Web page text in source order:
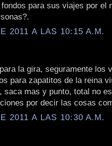
para sus viajes por el
2011 A LAS 10:15 A.M.
la gira, seguramente los
para zapatitos de la reina
saca mas y punto, total no
por decir las cosas
2011 A LAS 10:30 A.M.